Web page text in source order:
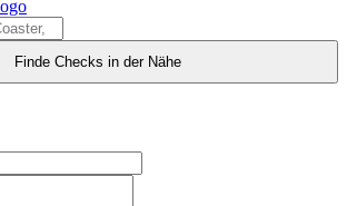
Finde Checks in der Nähe